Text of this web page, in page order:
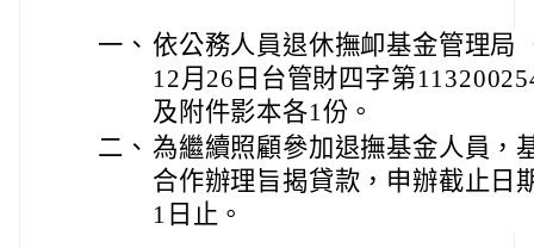
一、 依公務人員退休撫卹基金管理局
12月26日台管財四字第
及附件影本各1份。
二、 為繼續照顧參加退撫基金人員，
合作辦理旨揭貸款，申辦截止日
1日止。